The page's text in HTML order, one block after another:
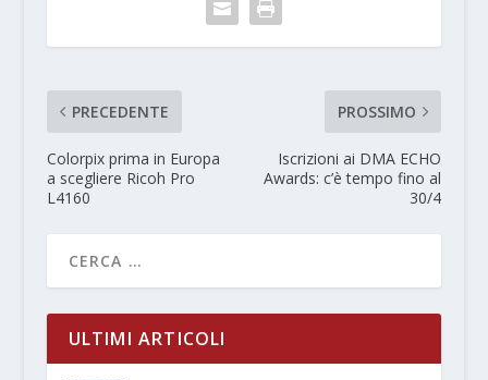
PRECEDENTE
Colorpix prima in Europa
a scegliere Ricoh Pro
L4160
PROSSIMO
Iscrizioni ai DMA ECHO
Awards: c’è tempo fino al
30/4
ULTIMI ARTICOLI